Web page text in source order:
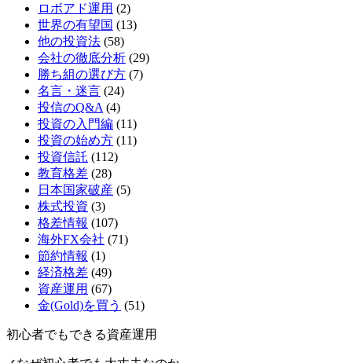
ロボアド運用 (2)
世界の有望国 (13)
他の投資法 (58)
会社の徹底分析 (29)
勝ち組の選び方 (7)
名言・迷言 (24)
投信のQ&A (4)
投資の入門編 (11)
投資の始め方 (11)
投資信託 (112)
教育格差 (28)
日本国家破産 (5)
株式投資 (3)
格差情報 (107)
海外FX会社 (71)
節約情報 (1)
経済格差 (49)
資産運用 (67)
金(Gold)を買う (51)
初心者でもできる資産運用